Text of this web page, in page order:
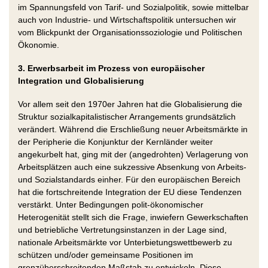
im Spannungsfeld von Tarif- und Sozialpolitik, sowie mittelbar
auch von Industrie- und Wirtschaftspolitik untersuchen wir
vom Blickpunkt der Organisationssoziologie und Politischen
Ökonomie.
3. Erwerbsarbeit im Prozess von europäischer
Integration und Globalisierung
Vor allem seit den 1970er Jahren hat die Globalisierung die
Struktur sozialkapitalistischer Arrangements grundsätzlich
verändert. Während die Erschließung neuer Arbeitsmärkte in
der Peripherie die Konjunktur der Kernländer weiter
angekurbelt hat, ging mit der (angedrohten) Verlagerung von
Arbeitsplätzen auch eine sukzessive Absenkung von Arbeits-
und Sozialstandards einher. Für den europäischen Bereich
hat die fortschreitende Integration der EU diese Tendenzen
verstärkt. Unter Bedingungen polit-ökonomischer
Heterogenität stellt sich die Frage, inwiefern Gewerkschaften
und betriebliche Vertretungsinstanzen in der Lage sind,
nationale Arbeitsmärkte vor Unterbietungswettbewerb zu
schützen und/oder gemeinsame Positionen im